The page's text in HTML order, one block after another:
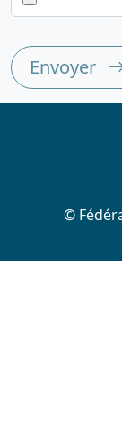
Envoyer
©